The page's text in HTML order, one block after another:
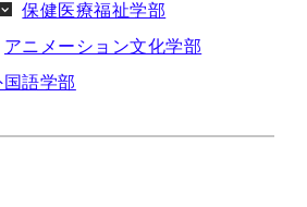
保健医療福祉学部
アニメーション文化学部
国語学部